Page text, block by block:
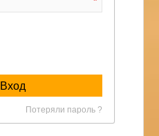
Вход
Потеряли пароль ?